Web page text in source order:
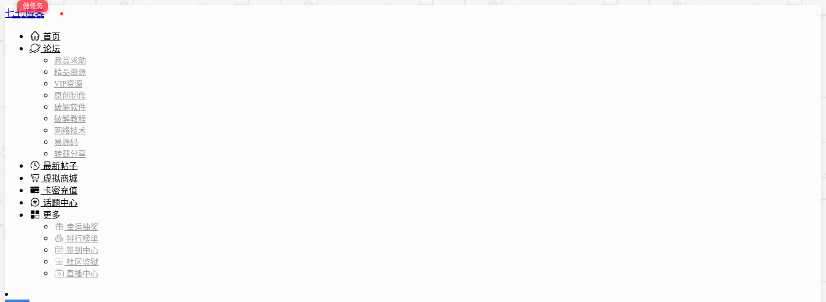
七七博客
首页
论坛
悬赏求助
精品资源
VIP资源
原创制作
破解软件
破解教程
网络技术
易源码
转载分享
最新帖子
虚拟商城
卡密充值
话题中心
更多
幸运抽奖
排行榜单
签到中心
社区监狱
直播中心